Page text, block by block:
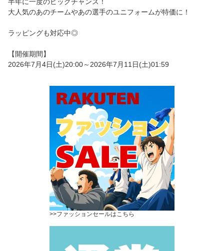
半年に一度のビッグチャンス！
大人気のあのチームやあの選手のユニフォームが特価に！
ラッピングも対応中◎
【開催期間】
2026年7月4日(土)20:00～2026年7月11日(土)01:59
>>ファッションセールはこちら